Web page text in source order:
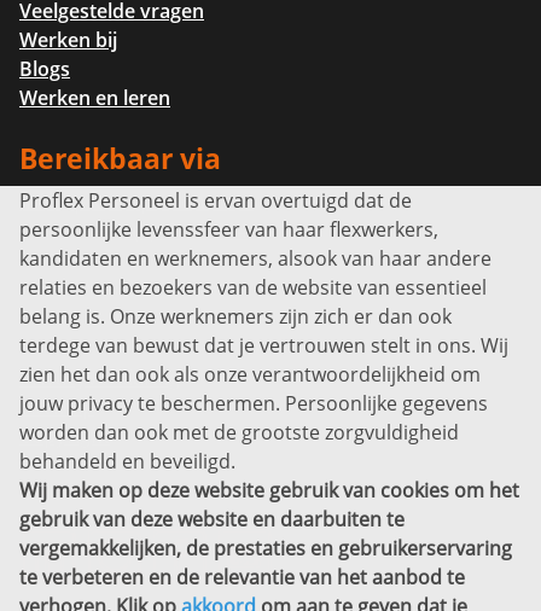
Veelgestelde vragen
Werken bij
Blogs
Werken en leren
Bereikbaar via
Info@proflexpersoneel.nl
Bel ons:+31 (0)85 0450040
Prins Willem-Alexanderlaan 301
7311 SW Apeldoorn
Disclaimer
Privacyverklaring
Sitemap
Copyright
Bekijk ook eens
Proflex Personeel is ervan overtuigd dat de
persoonlijke levenssfeer van haar flexwerkers,
kandidaten en werknemers, alsook van haar andere
relaties en bezoekers van de website van essentieel
belang is. Onze werknemers zijn zich er dan ook
terdege van bewust dat je vertrouwen stelt in ons. Wij
zien het dan ook als onze verantwoordelijkheid om
jouw privacy te beschermen. Persoonlijke gegevens
worden dan ook met de grootste zorgvuldigheid
behandeld en beveiligd.
Wij maken op deze website gebruik van cookies om het
gebruik van deze website en daarbuiten te
vergemakkelijken, de prestaties en gebruikerservaring
te verbeteren en de relevantie van het aanbod te